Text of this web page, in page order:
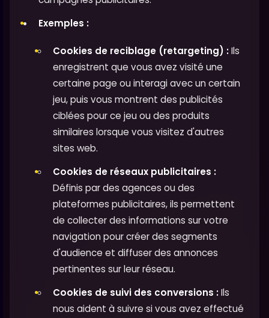
Exemples :
Cookies de reciblage (retargeting) :Ils
enregistrent que vous avez visité une
certaine page ou interagi avec un certain
jeu, puis vous montrent des publicités
ciblées pour ce jeu ou des produits
similaires lorsque vous visitez d'autres
sites web.
Cookies de réseaux publicitaires :
Définis par des agences ou des
plateformes publicitaires, ils permettent
de collecter des informations sur votre
navigation pour créer des segments
d'audience et diffuser des annonces
pertinentes sur leur réseau.
Cookies de suivi des conversions :Ils
nous aident à suivre si vous avez effectué